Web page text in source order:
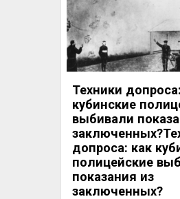
перевода совершается для
переводчик же, к
нередко только
посредником. Но этот
или признанный
Сознательно или
переводч...
Техники
кубинские
выбивали
допроса: как
полицейские
показания из
заключенных?